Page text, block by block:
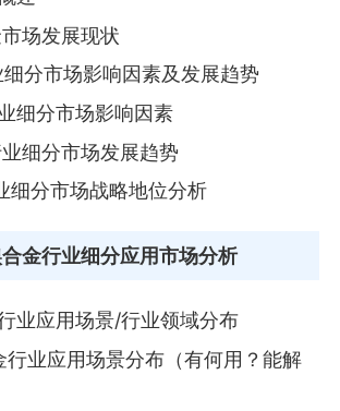
场发展现状
分市场影响因素及发展趋势
细分市场影响因素
细分市场发展趋势
细分市场战略地位分析
合金行业细分应用市场分析
业应用场景/行业领域分布
行业应用场景分布（有何用？能解